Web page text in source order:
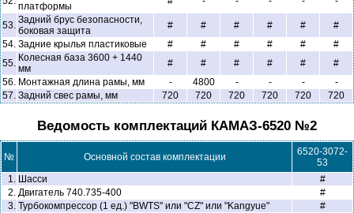
платформы
53. Задний брус безопасности,
боковая защита
# # # # #
#
54. Задние крылья пластиковые # # # # #
#
55. Колесная база 3600 + 1440
мм
# # # # #
#
56. Монтажная длина рамы, мм - 4800 - - -
-
57. Задний свес рамы, мм 720 720 720 720 720 720
Ведомость комплектаций КАМАЗ-6520 №2
№ Основной состав комплектации
6520-3072-
53
1. Шасси
#
2. Двигатель 740.735-400
#
3. Турбокомпрессор (1 ед.) "BWTS" или "CZ" или "Kangyue"
#